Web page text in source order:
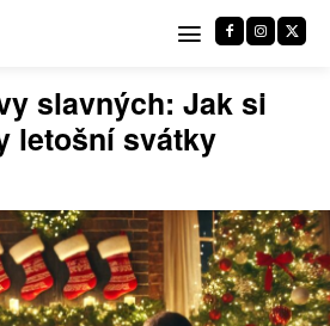
slavných: Jak si
letošní svátky